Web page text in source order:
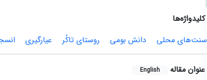
کلیدواژه‌ها
سنت‌های محلی
دانش بومی روستای تاکُر عیارگیری
عنوان مقاله English